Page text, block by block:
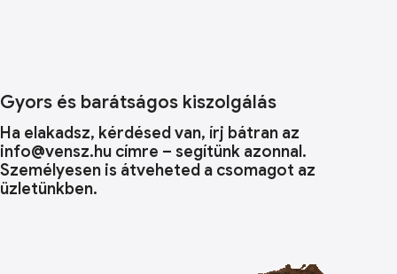
Gyors és barátságos kiszolgálás
Ha elakadsz, kérdésed van, írj bátran az
info@vensz.hu címre – segítünk azonnal.
Személyesen is átveheted a csomagot az
üzletünkben.